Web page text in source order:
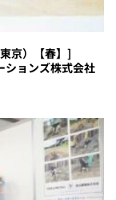
京）【春】]
ションズ株式会社